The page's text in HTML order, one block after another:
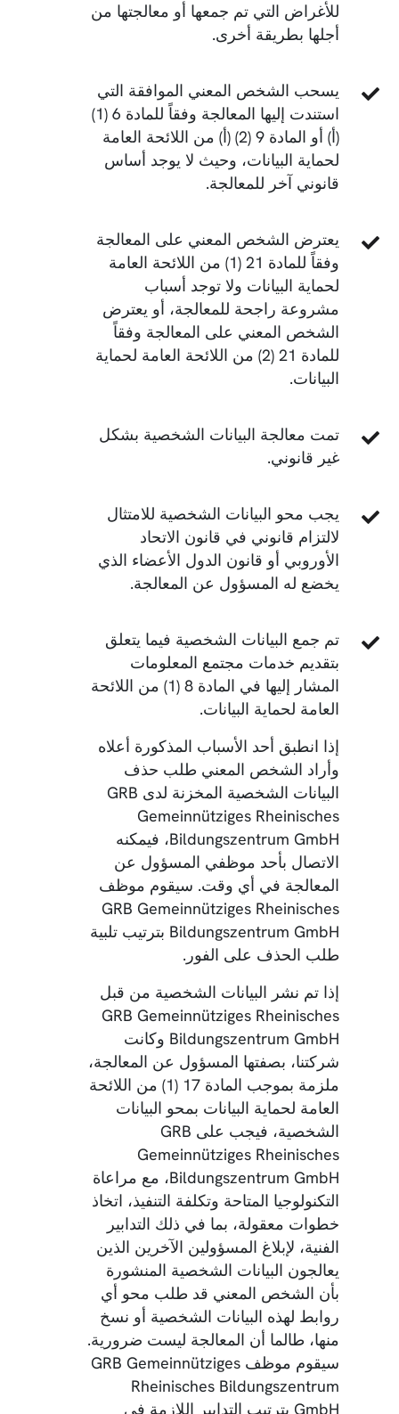
للأغراض التي تم جمعها أو معالجتها من
أجلها بطريقة أخرى.
يسحب الشخص المعني الموافقة التي
استندت إليها المعالجة وفقاً للمادة 6 (1)
(أ) أو المادة 9 (2) (أ) من اللائحة العامة
لحماية البيانات، وحيث لا يوجد أساس
قانوني آخر للمعالجة.
يعترض الشخص المعني على المعالجة
وفقاً للمادة 21 (1) من اللائحة العامة
لحماية البيانات ولا توجد أسباب
مشروعة راجحة للمعالجة، أو يعترض
الشخص المعني على المعالجة وفقاً
للمادة 21 (2) من اللائحة العامة لحماية
البيانات.
تمت معالجة البيانات الشخصية بشكل
غير قانوني.
يجب محو البيانات الشخصية للامتثال
لالتزام قانوني في قانون الاتحاد
الأوروبي أو قانون الدول الأعضاء الذي
يخضع له المسؤول عن المعالجة.
تم جمع البيانات الشخصية فيما يتعلق
بتقديم خدمات مجتمع المعلومات
المشار إليها في المادة 8 (1) من اللائحة
العامة لحماية البيانات.
إذا انطبق أحد الأسباب المذكورة أعلاه
وأراد الشخص المعني طلب حذف
البيانات الشخصية المخزنة لدى GRB
Gemeinnütziges Rheinisches
Bildungszentrum GmbH، فيمكنه
الاتصال بأحد موظفي المسؤول عن
المعالجة في أي وقت. سيقوم موظف
GRB Gemeinnütziges Rheinisches
Bildungszentrum GmbH بترتيب تلبية
طلب الحذف على الفور.
إذا تم نشر البيانات الشخصية من قبل
GRB Gemeinnütziges Rheinisches
Bildungszentrum GmbH وكانت
شركتنا، بصفتها المسؤول عن المعالجة،
ملزمة بموجب المادة 17 (1) من اللائحة
العامة لحماية البيانات بمحو البيانات
الشخصية، فيجب على GRB
Gemeinnütziges Rheinisches
Bildungszentrum GmbH، مع مراعاة
التكنولوجيا المتاحة وتكلفة التنفيذ، اتخاذ
خطوات معقولة، بما في ذلك التدابير
الفنية، لإبلاغ المسؤولين الآخرين الذين
يعالجون البيانات الشخصية المنشورة
بأن الشخص المعني قد طلب محو أي
روابط لهذه البيانات الشخصية أو نسخ
منها، طالما أن المعالجة ليست ضرورية.
سيقوم موظف GRB Gemeinnütziges
Rheinisches Bildungszentrum
GmbH بترتيب التدابير اللازمة في